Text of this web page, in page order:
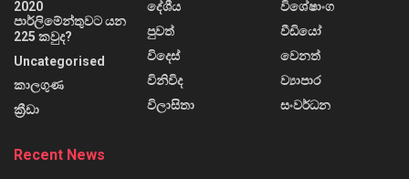
2020
පාර්ලිමේන්තුවට යන
225 කවුද?
Uncategorised
කාලගුණ
ක්‍රීඩා
දේශීය
පුවත්
විදෙස්
විනිවිද
විලාසිතා
විශේෂාංග
වීඩියෝ
වෙනත්
ව්‍යාපාර
සංවර්ධන
Recent News